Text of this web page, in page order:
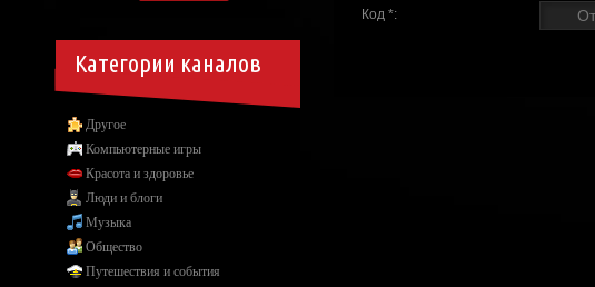
Код *:
Категории каналов
Другое
Компьютерные игры
Красота и здоровье
Люди и блоги
Музыка
Общество
Путешествия и события